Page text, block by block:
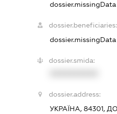
dossier.missingData
dossier.beneficiaries:
dossier.missingData
dossier.smida:
dossier.address:
УКРАЇНА, 84301,